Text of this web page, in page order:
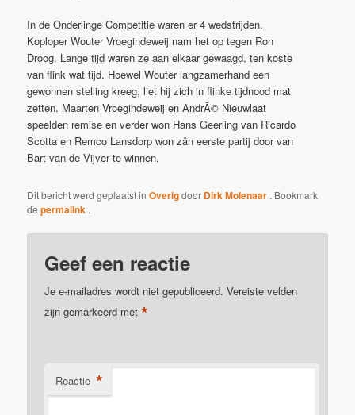
In de Onderlinge Competitie waren er 4 wedstrijden.
Koploper Wouter Vroegindeweij nam het op tegen Ron
Droog. Lange tijd waren ze aan elkaar gewaagd, ten koste
van flink wat tijd. Hoewel Wouter langzamerhand een
gewonnen stelling kreeg, liet hij zich in flinke tijdnood mat
zetten. Maarten Vroegindeweij en AndrÃ© Nieuwlaat
speelden remise en verder won Hans Geerling van Ricardo
Scotta en Remco Lansdorp won zân eerste partij door van
Bart van de Vijver te winnen.
Dit bericht werd geplaatst inOverigdoor Dirk Molenaar . Bookmark
depermalink .
Geef een reactie
Je e-mailadres wordt niet gepubliceerd. Vereiste velden
zijn gemarkeerd met*
Reactie *